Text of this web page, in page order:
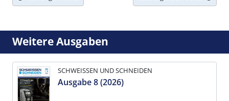
Weitere Ausgaben
SCHWEISSEN UND SCHNEIDEN
Ausgabe 8 (2026)